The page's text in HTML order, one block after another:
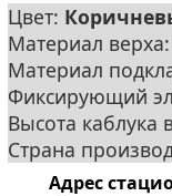
Цвет:
Материал верха:
Материал
Фиксирующий
Высота каблука
Страна
Адрес